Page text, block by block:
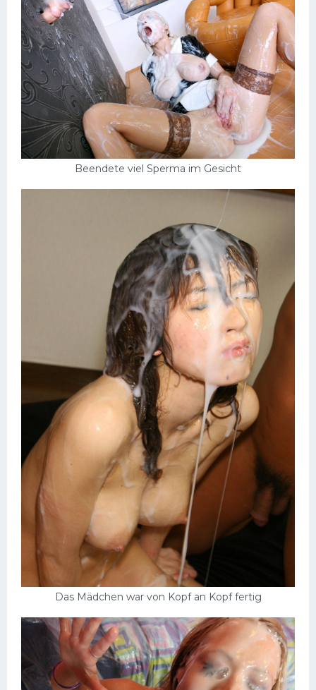
Beendete viel Sperma im Gesicht
Das Mädchen war von Kopf an Kopf fertig